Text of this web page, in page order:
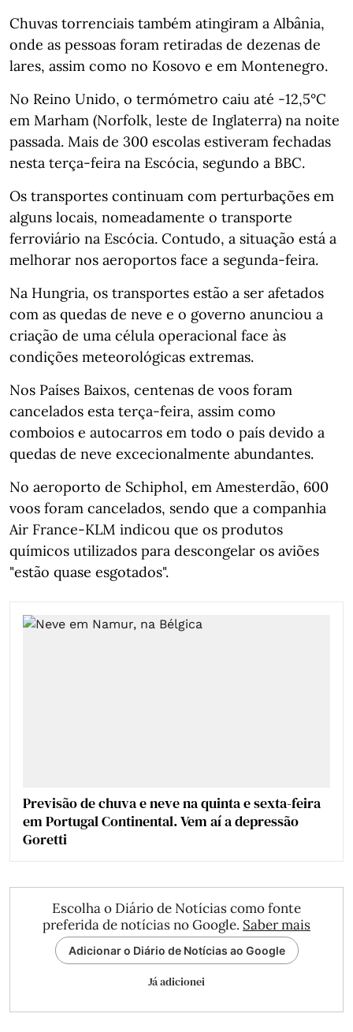
Chuvas torrenciais também atingiram a Albânia,
onde as pessoas foram retiradas de dezenas de
lares, assim como no Kosovo e em Montenegro.
No Reino Unido, o termómetro caiu até -12,5°C
em Marham (Norfolk, leste de Inglaterra) na noite
passada. Mais de 300 escolas estiveram fechadas
nesta terça-feira na Escócia, segundo a BBC.
Os transportes continuam com perturbações em
alguns locais, nomeadamente o transporte
ferroviário na Escócia. Contudo, a situação está a
melhorar nos aeroportos face a segunda-feira.
Na Hungria, os transportes estão a ser afetados
com as quedas de neve e o governo anunciou a
criação de uma célula operacional face às
condições meteorológicas extremas.
Nos Países Baixos, centenas de voos foram
cancelados esta terça-feira, assim como
comboios e autocarros em todo o país devido a
quedas de neve excecionalmente abundantes.
No aeroporto de Schiphol, em Amesterdão, 600
voos foram cancelados, sendo que a companhia
Air France-KLM indicou que os produtos
químicos utilizados para descongelar os aviões
"estão quase esgotados".
Previsão de chuva e neve na quinta e sexta-feira
em Portugal Continental. Vem aí a depressão
Goretti
Escolha o Diário de Notícias como fonte
preferida de notícias no Google. Saber mais
Adicionar o Diário de Notícias ao Google
Já adicionei